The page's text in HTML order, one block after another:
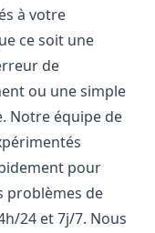
à votre
ce soit une
de
ou une simple
Notre équipe de
pour
problèmes de
24 et 7j/7. Nous